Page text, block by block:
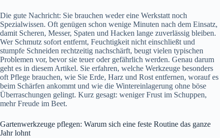
Die gute Nachricht: Sie brauchen weder eine Werkstatt noch
Spezialwissen. Oft genügen schon wenige Minuten nach dem Einsatz,
damit Scheren, Messer, Spaten und Hacken lange zuverlässig bleiben.
Wer Schmutz sofort entfernt, Feuchtigkeit nicht einschließt und
stumpfe Schneiden rechtzeitig nachschärft, beugt vielen typischen
Problemen vor, bevor sie teuer oder gefährlich werden. Genau darum
geht es in diesem Artikel. Sie erfahren, welche Werkzeuge besonders
oft Pflege brauchen, wie Sie Erde, Harz und Rost entfernen, worauf es
beim Schärfen ankommt und wie die Wintereinlagerung ohne böse
Überraschungen gelingt. Kurz gesagt: weniger Frust im Schuppen,
mehr Freude im Beet.
Gartenwerkzeuge pflegen: Warum sich eine feste Routine das ganze
Jahr lohnt